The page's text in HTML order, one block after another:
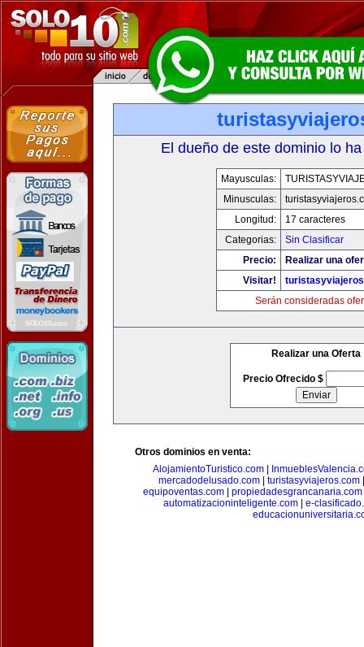
El dueño de este dominio lo
Mayusculas:
Minusculas:
Longitud:
17 caracteres
Categorias:
Sin Clasificar
Precio:
Realizar una
Visitar!
Serán consideradas
Realizar una Oferta
Precio Ofrecido $
Otros dominios en venta:
AlojamientoTuristico.com
mercadodelusado.com| turistasyviajeros.com
equipoventas.com| propiedadesgrancanaria.com
automatizacioninteligente.com| e-